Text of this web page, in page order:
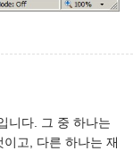
니다. 그 중 하나는
고, 다른 하나는 재